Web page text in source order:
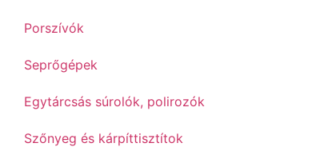
Porszívók
Seprőgépek
Egytárcsás súrolók, polirozók
Szőnyeg és kárpíttisztítok